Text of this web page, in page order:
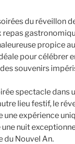
du réveillon
propice
pour célébrer
souvenirs
spectacle dans
lieu festif, le
une expérience
nuit
du Nouvel An.